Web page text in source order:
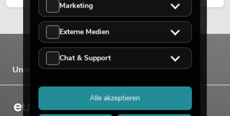
Unsere Marken
Marketing
Externe Medien
Chat & Support
Alle akzeptieren